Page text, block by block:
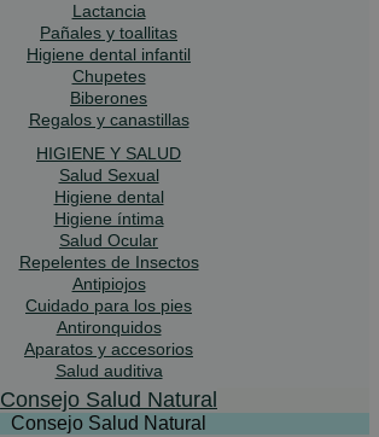
Lactancia
Pañales y toallitas
Higiene dental infantil
Chupetes
Biberones
Regalos y canastillas
HIGIENE Y SALUD
Salud Sexual
Higiene dental
Higiene íntima
Salud Ocular
Repelentes de Insectos
Antipiojos
Cuidado para los pies
Antironquidos
Aparatos y accesorios
Salud auditiva
Consejo Salud Natural
Consejo Salud Natural